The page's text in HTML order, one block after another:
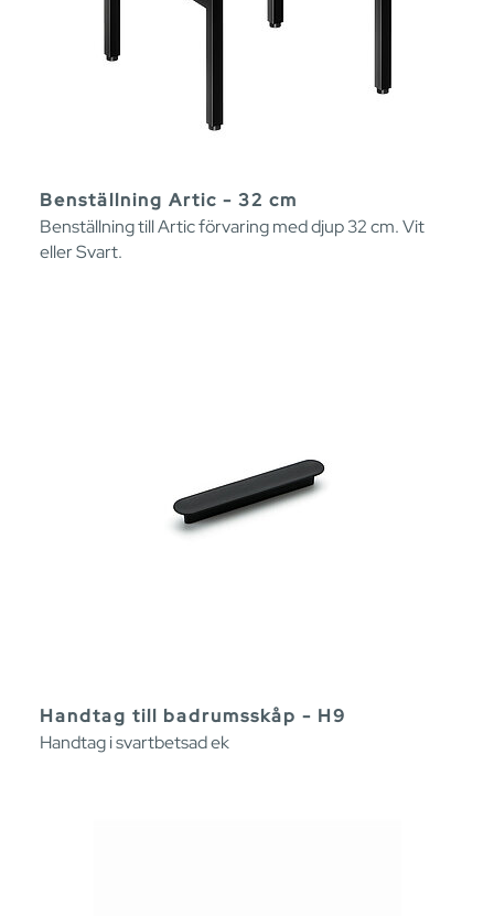
Benställning Artic - 32 cm
Benställning till Artic förvaring med djup 32 cm. Vit
eller Svart.
Handtag till badrumsskåp - H9
Handtag i svartbetsad ek